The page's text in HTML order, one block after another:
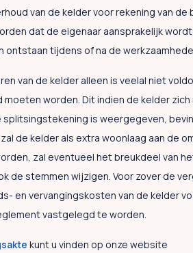
van de kelder voor rekening van
dat de eigenaar aansprakelijk
ontstaan tijdens of na de
van de kelder alleen is veelal niet
worden. Dit indien de kelder zich
is weergegeven,
de kelder als extra woonlaag aan de
zal eventueel het breukdeel van
de stemmen wijzigen. Voor zover de
en vervangingskosten van de kelder
vastgelegd te worden.
kunt u vinden op onze website